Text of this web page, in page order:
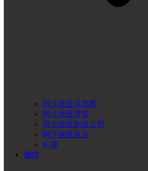
阿卡迪亚示意图
阿卡迪亚背带
阿卡迪亚制造公司
阿卡迪亚名言
扩展
捆绑